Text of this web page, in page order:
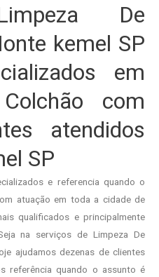
De
kemel SP
em
com
atendidos
SP
e referencia quando o
atuação em toda a cidade de
qualificados e principalmente
na serviços de Limpeza De
ajudamos dezenas de clientes
referência quando o assunto é